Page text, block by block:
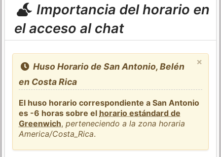
Importancia del horario en
el acceso al chat
×
Huso Horario de San Antonio, Belén
en Costa Rica
El huso horario correspondiente a San Antonio
es -6 horas sobre el horario estándard de
Greenwich,perteneciendo a la zona horaria
America/Costa_Rica.